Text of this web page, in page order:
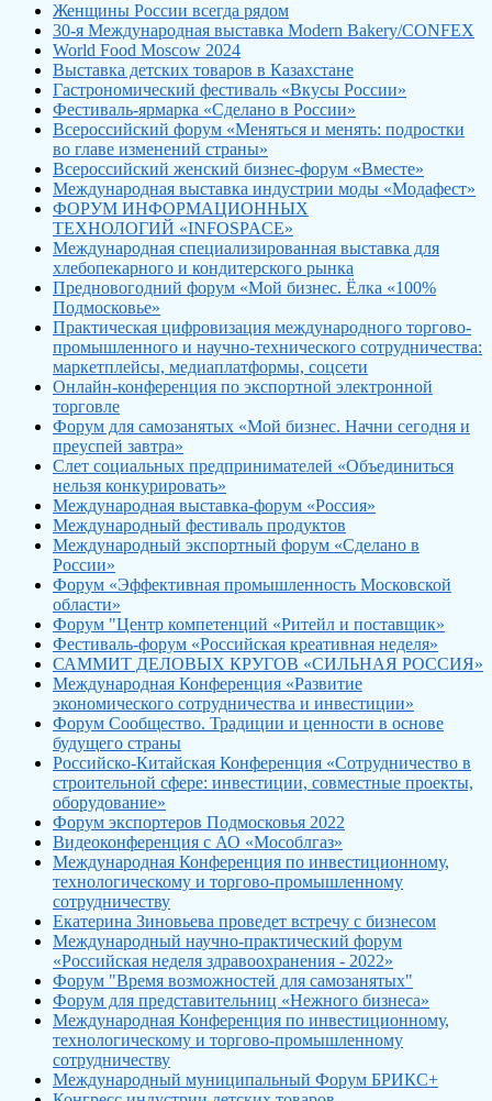
Женщины России всегда рядом
30-я Международная выставка Modern Bakery/CONFEX
World Food Moscow 2024
Выставка детских товаров в Казахстане
Гастрономический фестиваль «Вкусы России»
Фестиваль-ярмарка «Сделано в России»
Всероссийский форум «Меняться и менять: подростки
во главе изменений страны»
Всероссийский женский бизнес-форум «Вместе»
Международная выставка индустрии моды «Модафест»
ФОРУМ ИНФОРМАЦИОННЫХ
ТЕХНОЛОГИЙ «INFOSPACE»
Международная специализированная выставка для
хлебопекарного и кондитерского рынка
Предновогодний форум «Мой бизнес. Ёлка «100%
Подмосковье»
Практическая цифровизация международного торгово-
промышленного и научно-технического сотрудничества:
маркетплейсы, медиаплатформы, соцсети
Онлайн-конференция по экспортной электронной
торговле
Форум для самозанятых «Мой бизнес. Начни сегодня и
преуспей завтра»
Слет социальных предпринимателей «Объединиться
нельзя конкурировать»
Международная выставка-форум «Россия»
Международный фестиваль продуктов
Международный экспортный форум «Сделано в
России»
Форум «Эффективная промышленность Московской
области»
Форум "Центр компетенций «Ритейл и поставщик»
Фестиваль-форум «Российская креативная неделя»
САММИТ ДЕЛОВЫХ КРУГОВ «СИЛЬНАЯ РОССИЯ»
Международная Конференция «Развитие
экономического сотрудничества и инвестиции»
Форум Сообщество. Традиции и ценности в основе
будущего страны
Российско-Китайская Конференция «Сотрудничество в
строительной сфере: инвестиции, совместные проекты,
оборудование»
Форум экспортеров Подмосковья 2022
Видеоконференция с АО «Мособлгаз»
Международная Конференция по инвестиционному,
технологическому и торгово-промышленному
сотрудничеству
Екатерина Зиновьева проведет встречу с бизнесом
Международный научно-практический форум
«Российская неделя здравоохранения - 2022»
Форум "Время возможностей для самозанятых"
Форум для представительниц «Нежного бизнеса»
Международная Конференция по инвестиционному,
технологическому и торгово-промышленному
сотрудничеству
Международный муниципальный Форум БРИКС+